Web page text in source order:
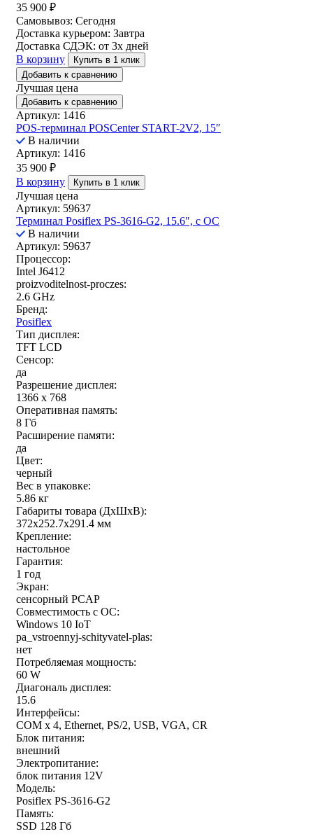
35 900 ₽
Самовывоз: Сегодня
Доставка курьером: Завтра
Доставка СДЭК: от 3х дней
В корзину
Купить в 1 клик
Добавить к сравнению
Лучшая цена
Добавить к сравнению
Артикул: 1416
POS-терминал POSCenter START-2V2, 15″
В наличии
Артикул: 1416
35 900 ₽
В корзину
Купить в 1 клик
Лучшая цена
Артикул: 59637
Терминал Posiflex PS-3616-G2, 15.6″, с ОС
В наличии
Артикул: 59637
Процессор:
Intel J6412
proizvoditelnost-proczes:
2.6 GHz
Бренд:
Posiflex
Тип дисплея:
TFT LCD
Сенсор:
да
Разрешение дисплея:
1366 х 768
Оперативная память:
8 Гб
Расширение памяти:
да
Цвет:
черный
Вес в упаковке:
5.86 кг
Габариты товара (ДxШxВ):
372x252.7x291.4 мм
Крепление:
настольное
Гарантия:
1 год
Экран:
сенсорный PCAP
Совместимость с ОС:
Windows 10 IoT
pa_vstroennyj-schityvatel-plas:
нет
Потребляемая мощность:
60 W
Диагональ дисплея:
15.6
Интерфейсы:
COM x 4, Ethernet, PS/2, USB, VGA, CR
Блок питания:
внешний
Электропитание:
блок питания 12V
Модель:
Posiflex PS-3616-G2
Память:
SSD 128 Гб